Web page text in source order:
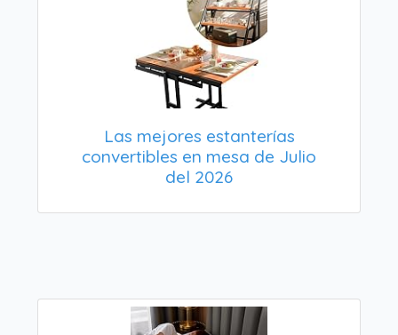
Las mejores estanterías
convertibles en mesa de Julio
del 2026